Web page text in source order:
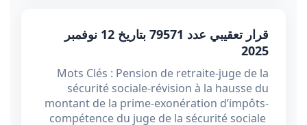
قرار تعقيبي عدد 79571 بتاريخ 12 نوفمبر
2025
Mots Clés : Pension de retraite-juge de la
sécurité sociale-révision à la hausse du
montant de la prime-exonération d’impôts-
compétence du juge de la sécurité sociale